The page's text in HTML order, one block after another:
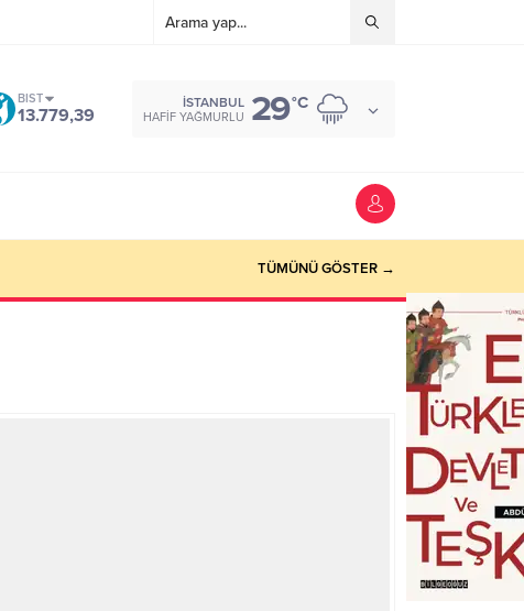
BIST
13.779,39
İSTANBUL
HAFIF YAĞMURLU 29°C
TÜMÜNÜ GÖSTER →